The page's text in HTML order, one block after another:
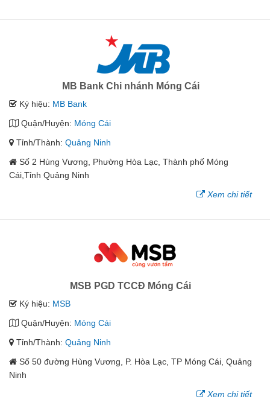
MB Bank Chi nhánh Móng Cái
Ký hiệu: MB Bank
Quận/Huyện: Móng Cái
Tỉnh/Thành: Quảng Ninh
Số 2 Hùng Vương, Phường Hòa Lạc, Thành phố Móng
Cái,Tỉnh Quảng Ninh
Xem chi tiết
MSB PGD TCCĐ Móng Cái
Ký hiệu: MSB
Quận/Huyện: Móng Cái
Tỉnh/Thành: Quảng Ninh
Số 50 đường Hùng Vương, P. Hòa Lạc, TP Móng Cái, Quảng
Ninh
Xem chi tiết